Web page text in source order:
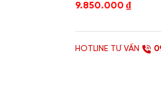
9.850.000 ₫
HOTLINE TƯ VẤN